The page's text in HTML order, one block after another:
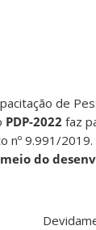
de
PDP-2022 faz
nº 9.991/
do